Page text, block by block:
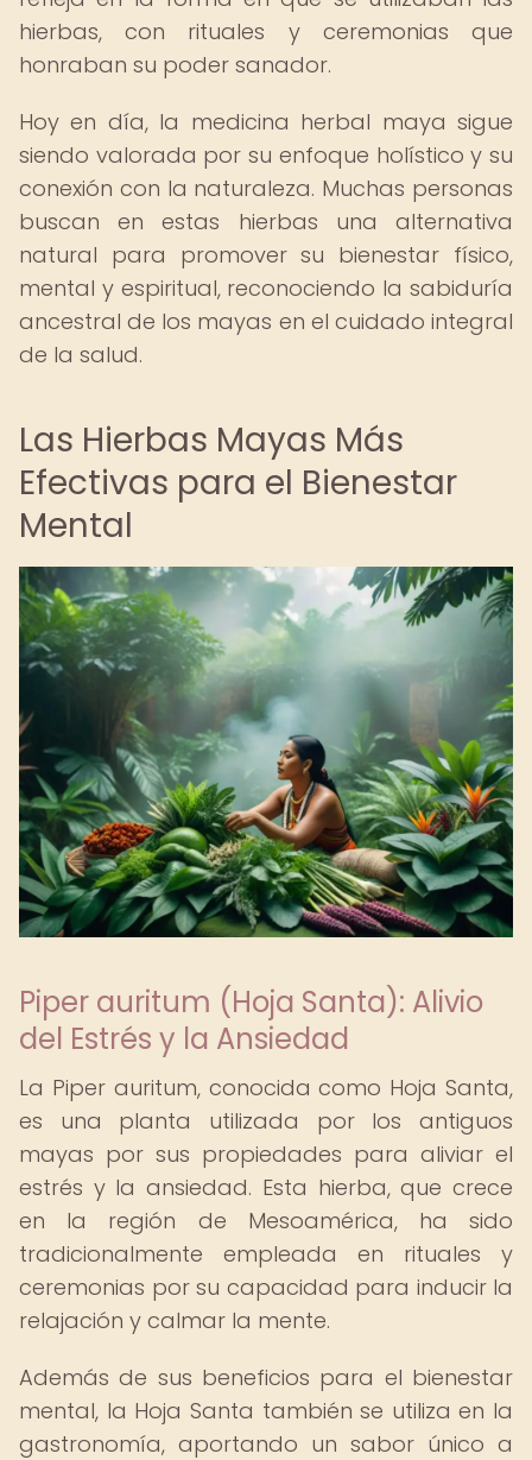
hierbas, con rituales y ceremonias que
honraban su poder sanador.
Hoy en día, la medicina herbal maya sigue
siendo valorada por su enfoque holístico y su
conexión con la naturaleza. Muchas personas
buscan en estas hierbas una alternativa
natural para promover su bienestar físico,
mental y espiritual, reconociendo la sabiduría
ancestral de los mayas en el cuidado integral
de la salud.
Las Hierbas Mayas Más
Efectivas para el Bienestar
Mental
Piper auritum (Hoja Santa): Alivio
del Estrés y la Ansiedad
La Piper auritum, conocida como Hoja Santa,
es una planta utilizada por los antiguos
mayas por sus propiedades para aliviar el
estrés y la ansiedad. Esta hierba, que crece
en la región de Mesoamérica, ha sido
tradicionalmente empleada en rituales y
ceremonias por su capacidad para inducir la
relajación y calmar la mente.
Además de sus beneficios para el bienestar
mental, la Hoja Santa también se utiliza en la
gastronomía, aportando un sabor único a